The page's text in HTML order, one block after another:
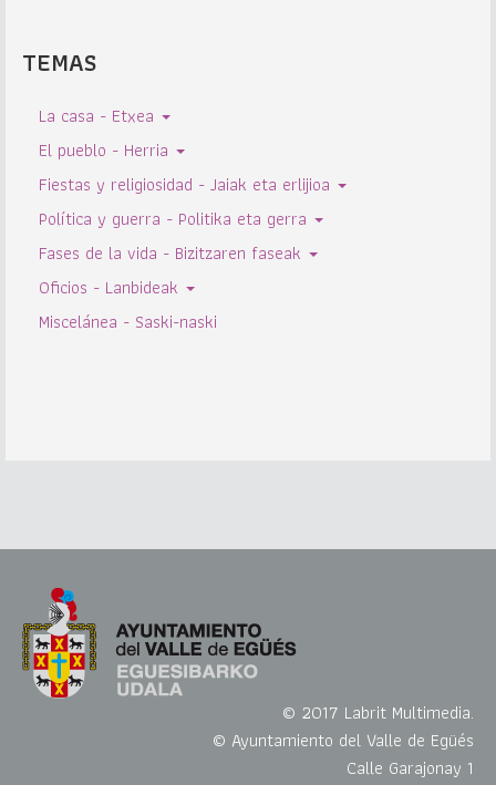
TEMAS
La casa - Etxea
El pueblo - Herria
Fiestas y religiosidad - Jaiak eta erlijioa
Política y guerra - Politika eta gerra
Fases de la vida - Bizitzaren faseak
Oficios - Lanbideak
Miscelánea - Saski-naski
© 2017 Labrit Multimedia.
© Ayuntamiento del Valle de Egüés
Calle Garajonay 1